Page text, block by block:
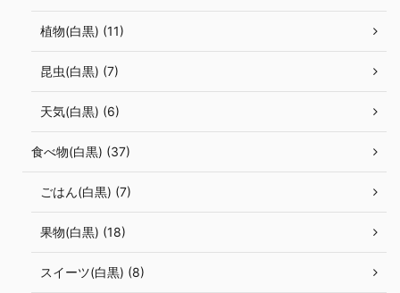
植物(白黒) (11)
昆虫(白黒) (7)
天気(白黒) (6)
食べ物(白黒) (37)
ごはん(白黒) (7)
果物(白黒) (18)
スイーツ(白黒) (8)